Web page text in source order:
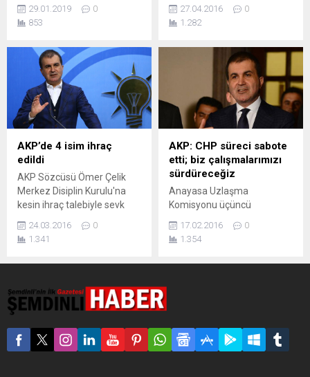
Çelik, "İttifakın CHP
tabanında karşılık
dedi. AK Parti
Sözcüsü Ömer
Çelik, HDP’nin 3
büyükşehirde aday
çıkarmayacağını
açıklamasıyla ilgili
değerlendirmelerde
bulundu. Çelik, “HDP, CHP
gerçekleştiriyor. İttifakın
CHP tabanında karşılık
bulacağına inanmıyorum”
ifadesini kullandı. CHP’deki
aday belirleme krizine...
29.01.2019
0
853
daha önce de yer almıştır,
yeni vereceğimiz teklifte de
hukuk devleti gibi yer
alacaktır” dedi. AK Parti
Genel Başkan Yardımcısı ve
Parti Sözcüsü Ömer Çelik,
AK Parti Genel Merkezi’nde,
Genel Başkan ve Başbakan
Ahmet Davutoğlu
başkanlığında düzenlenen
AK...
27.04.2016
0
1.282
AKP’de 4 isim ihraç
edildi
AKP Sözcüsü Ömer Çelik
Merkez Disiplin Kurulu'na
kesin ihraç talebiyle sevk
edildiğini açıkladı. AKP
Sözcüsü Ömer Çelik,
edilen Adana Ceyhan
Belediye Başkanı Alemdar
Elbistan Belediye Başkanı
Durmuş Küçük, Ankara Ayaş
24.03.2016
0
1.341
AKP: CHP süreci sabote
etti; biz çalışmalarımızı
sürdüreceğiz
Anayasa Uzlaşma
Komisyonu üçüncü
üyeler ‘komisyonun görevi’
bölümüne “parlamenter
Parti Sözcüsü Ömer Çelik
ise CHP’yi suçladı ve “Süreç
17.02.2016
0
1.354